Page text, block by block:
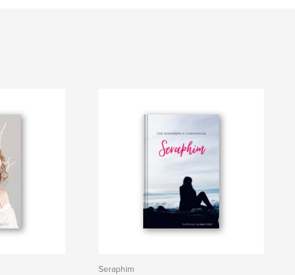
Seraphim